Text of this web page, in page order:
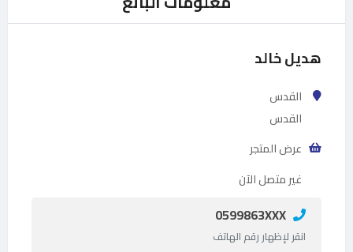
هديل خالد
القدس
القدس
عرض المتجر
غير متصل الآن
0599863XXX
انقر لإظهار رقم الهاتف